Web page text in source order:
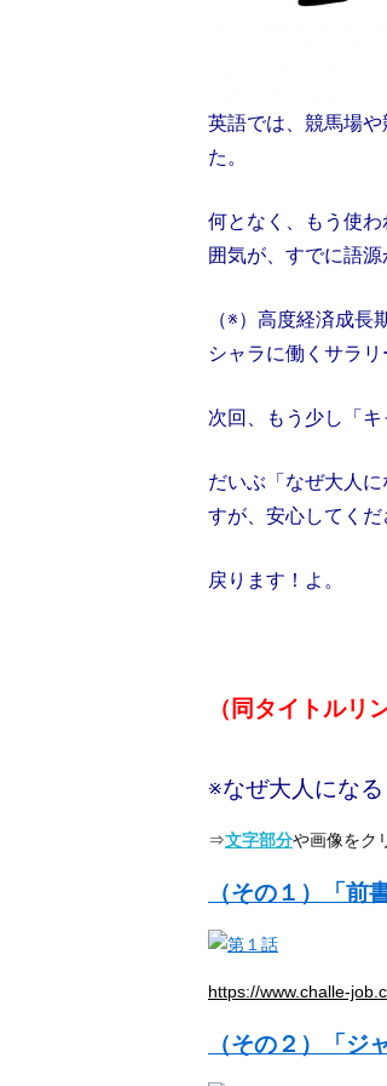
英語では、競馬場
た。
何となく、もう使
囲気が、すでに語
（※）高度経済成
シャラに働くサラリ
次回、もう少し「キ
だいぶ「なぜ大人
すが、安心してくだ
戻ります！よ。
（同タイトルリ
※なぜ大人にな
⇒文字部分や画像をク
（その１）「
https://www.challe-
（その２）「ジ